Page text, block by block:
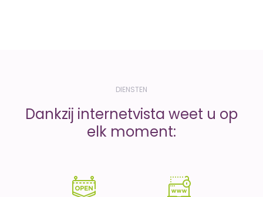
DIENSTEN
Dankzij internetvista weet u op
elk moment: